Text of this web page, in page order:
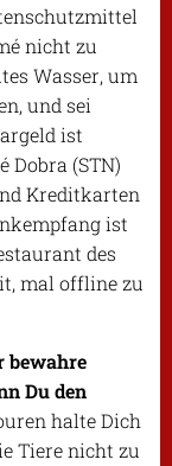
nicht zu
Wasser, um
und sei
ist
Dobra (STN)
Kreditkarten
ist
des
mal offline zu
bewahre
Du den
halte Dich
Tiere nicht zu